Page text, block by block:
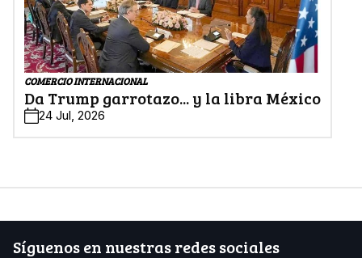
COMERCIO INTERNACIONAL
Da Trump garrotazo... y la libra México
24 Jul, 2026
Síguenos en nuestras redes sociales